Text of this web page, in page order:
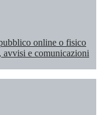
online o fisico
e comunicazioni